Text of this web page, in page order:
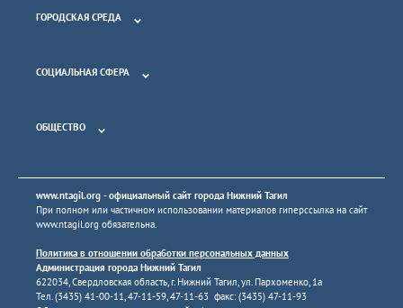
ГОРОДСКАЯ СРЕДА
СОЦИАЛЬНАЯ СФЕРА
ОБЩЕСТВО
www.ntagil.org - официальный сайт города Нижний Тагил
При полном или частичном использовании материалов гиперссылка на сайт
www.ntagil.org обязательна.
Политика в отношении обработки персональных данных
Администрация города Нижний Тагил
622034, Свердловская область, г. Нижний Тагил, ул. Пархоменко, 1а
Тел. (3435) 41-00-11, 47-11-59, 47-11-63 факс: (3435) 47-11-93